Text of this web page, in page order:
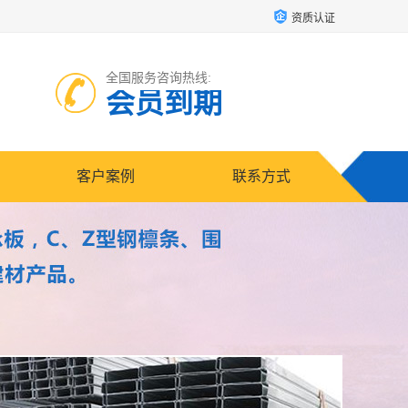
资质认证
全国服务咨询热线:
会员到期
客户案例 联系方式